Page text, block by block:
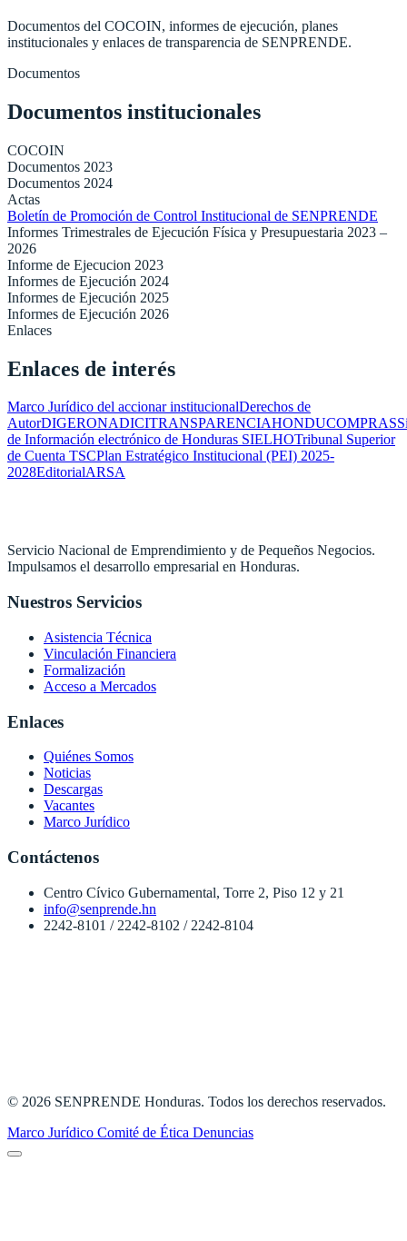
Documentos del COCOIN, informes de ejecución, planes
institucionales y enlaces de transparencia de SENPRENDE.
Documentos
Documentos institucionales
COCOIN
Documentos 2023
Documentos 2024
Actas
Boletín de Promoción de Control Institucional de SENPRENDE
Informes Trimestrales de Ejecución Física y Presupuestaria 2023 –
2026
Informe de Ejecucion 2023
Informes de Ejecución 2024
Informes de Ejecución 2025
Informes de Ejecución 2026
Enlaces
Enlaces de interés
Marco Jurídico del accionar institucionalDerechos de
AutorDIGERONADICITRANSPARENCIAHONDUCOMPRAS
de Información electrónico de Honduras SIELHOTribunal Superior
de Cuenta TSCPlan Estratégico Institucional (PEI) 2025-
2028EditorialARSA
Servicio Nacional de Emprendimiento y de Pequeños Negocios.
Impulsamos el desarrollo empresarial en Honduras.
Nuestros Servicios
Asistencia Técnica
Vinculación Financiera
Formalización
Acceso a Mercados
Enlaces
Quiénes Somos
Noticias
Descargas
Vacantes
Marco Jurídico
Contáctenos
Centro Cívico Gubernamental, Torre 2, Piso 12 y 21
info@senprende.hn
2242-8101 / 2242-8102 / 2242-8104
© 2026 SENPRENDE Honduras. Todos los derechos reservados.
Marco Jurídico Comité de Ética Denuncias